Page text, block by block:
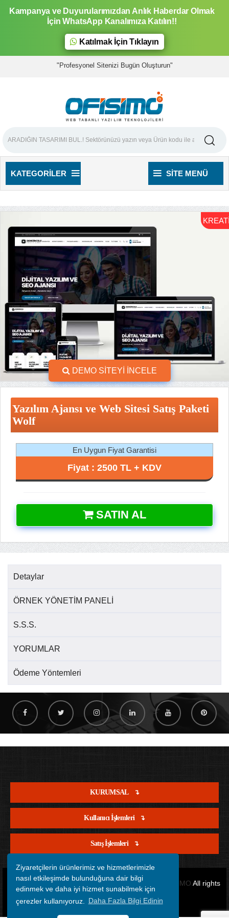
Ziyaretçilerin ürünlerimiz ve hizmetlerimizle
nasıl etkileşimde bulunduğuna dair bilgi
edinmek ve daha iyi hizmet sunabilmek için
çerezler kullanıyoruz.
Daha Fazla Bilgi Edinin
Kampanya ve Duyurularımızdan Anlık Haberdar Olmak
İçin WhatsApp Kanalımıza Katılın!!
Katılmak İçin Tıklayın
"Profesyonel Sitenizi Bugün Oluşturun"
KATEGORILER SITE MENÜ
DEMO SİTEYİ İNCELE
Yazılım Ajansı ve Web Sitesi Satış Paketi
Wolf
En Uygun Fiyat Garantisi
Fiyat : 2500 TL + KDV
SATIN AL
Detaylar
ÖRNEK YÖNETİM PANELİ
S.S.S.
YORUMLAR
Ödeme Yöntemleri
KURUMSAL
Kullanıcı İşlemleri
Satış İşlemleri
Copyright © 2012 - 2026 Tüm Hakları Saklıdır. OFİSİMO All rights
reserved.